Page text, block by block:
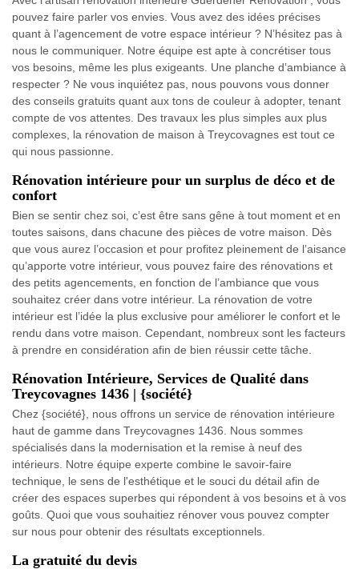
pouvez faire parler vos envies. Vous avez des idées précises
quant à l’agencement de votre espace intérieur ? N’hésitez pas à
nous le communiquer. Notre équipe est apte à concrétiser tous
vos besoins, même les plus exigeants. Une planche d’ambiance à
respecter ? Ne vous inquiétez pas, nous pouvons vous donner
des conseils gratuits quant aux tons de couleur à adopter, tenant
compte de vos attentes. Des travaux les plus simples aux plus
complexes, la rénovation de maison à Treycovagnes est tout ce
qui nous passionne.
Rénovation intérieure pour un surplus de déco et de
confort
Bien se sentir chez soi, c’est être sans gêne à tout moment et en
toutes saisons, dans chacune des pièces de votre maison. Dès
que vous aurez l’occasion et pour profitez pleinement de l’aisance
qu’apporte votre intérieur, vous pouvez faire des rénovations et
des petits agencements, en fonction de l’ambiance que vous
souhaitez créer dans votre intérieur. La rénovation de votre
intérieur est l’idée la plus exclusive pour améliorer le confort et le
rendu dans votre maison. Cependant, nombreux sont les facteurs
à prendre en considération afin de bien réussir cette tâche.
Rénovation Intérieure, Services de Qualité dans
Treycovagnes 1436 | {société}
Chez {société}, nous offrons un service de rénovation intérieure
haut de gamme dans Treycovagnes 1436. Nous sommes
spécialisés dans la modernisation et la remise à neuf des
intérieurs. Notre équipe experte combine le savoir-faire
technique, le sens de l'esthétique et le souci du détail afin de
créer des espaces superbes qui répondent à vos besoins et à vos
goûts. Quoi que vous souhaitiez rénover vous pouvez compter
sur nous pour obtenir des résultats exceptionnels.
La gratuité du devis